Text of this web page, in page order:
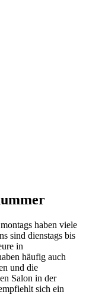
haben viele
sind dienstags bis
in
häufig auch
und die
Salon in der
sich ein